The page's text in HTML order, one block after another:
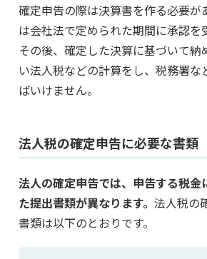
確定申告の際は決算書を作る必要が
は会社法で定められた期間に承認を
その後、確定した決算に基づいて納
い法人税などの計算をし、税務署な
ばいけません。
法人税の確定申告に必要な書類
法人の確定申告では、申告する税金
た提出書類が異なります。 法人税の
書類は以下のとおりです。